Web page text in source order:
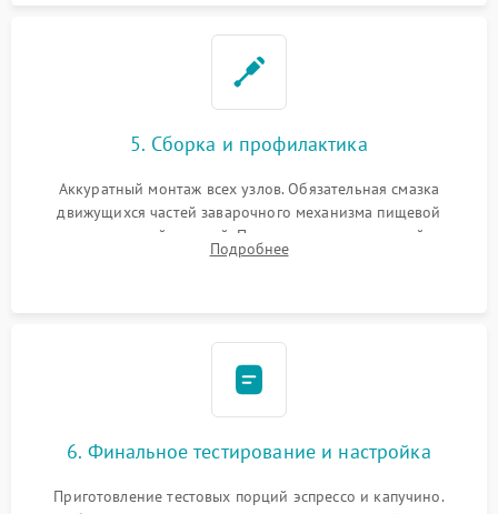
5. Сборка и профилактика
Аккуратный монтаж всех узлов. Обязательная смазка
движущихся частей заварочного механизма пищевой
силиконовой смазкой. Проведение программной
декальцинации и очистки системы от кофейных масел.
Подробнее
6. Финальное тестирование и настройка
Приготовление тестовых порций эспрессо и капучино.